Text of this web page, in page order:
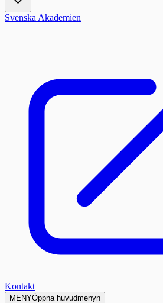
Svenska Akademien
Kontakt
MENYÖppna huvudmenyn